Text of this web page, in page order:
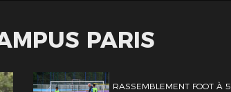
PARIS
RASSEMBLEMENT FOOT À 5